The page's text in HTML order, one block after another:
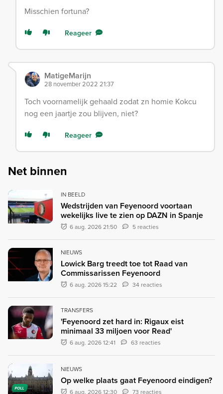
Misschien fortuna?
Reageer
MatigeMarijn
28 november 2022 21:37
Toch voornamelijk gehaald zodat zn homie Kokcu
nog een jaartje zou blijven, niet?
Reageer
Net binnen
IN BEELD
Wedstrijden van Feyenoord voortaan
wekelijks live te zien op DAZN in Spanje
6 aug. 2026 21:50 5 reacties
NIEUWS
Lowick Barg treedt toe tot Raad van
Commissarissen Feyenoord
6 aug. 2026 15:22 34 reacties
TRANSFERS
'Feyenoord zet hard in: Rigaux eist
minimaal 33 miljoen voor Read'
6 aug. 2026 12:41 63 reacties
POLL
NIEUWS
Op welke plaats gaat Feyenoord eindigen?
6 aug. 2026 12:30 73 reacties